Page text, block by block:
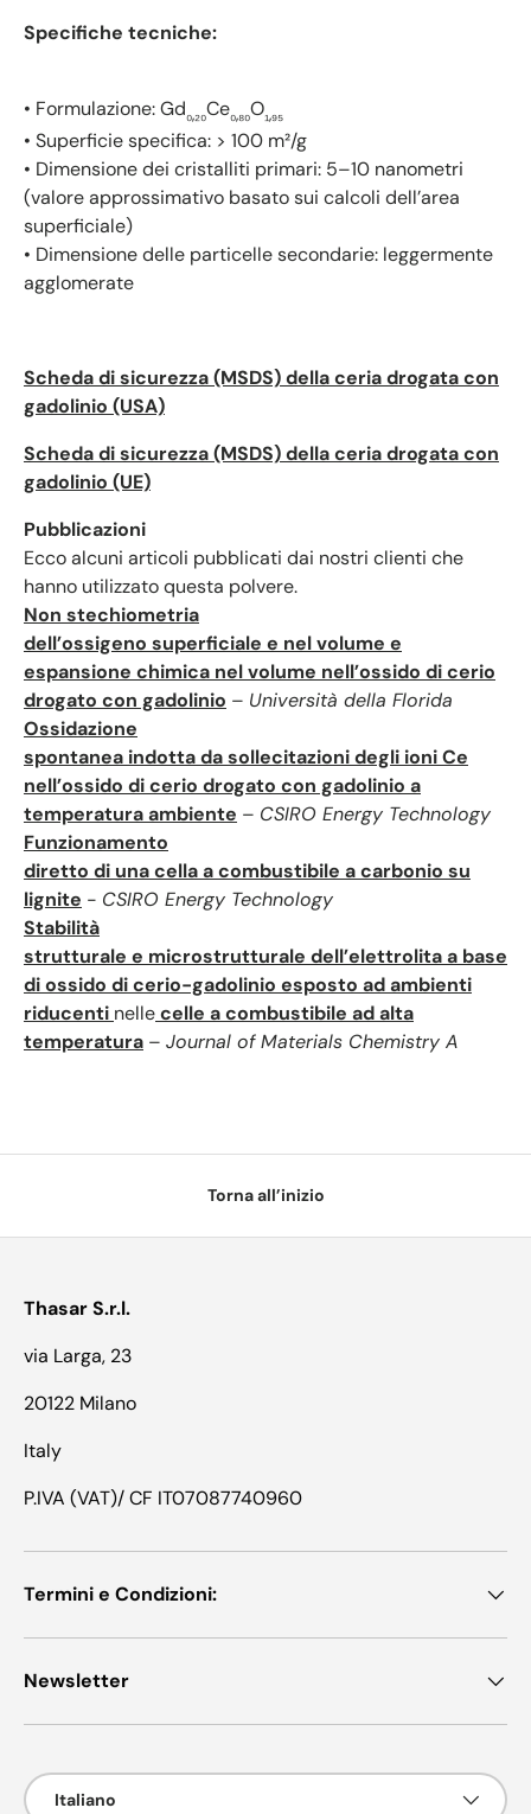
Specifiche tecniche:
• Formulazione: Gd₀,₂₀Ce₀,₈₀O₁,₉₅
• Superficie specifica: > 100 m²/g
• Dimensione dei cristalliti primari: 5–10 nanometri
(valore approssimativo basato sui calcoli dell’area
superficiale)
• Dimensione delle particelle secondarie: leggermente
agglomerate
Scheda di sicurezza (MSDS) della ceria drogata con
gadolinio (USA)
Scheda di sicurezza (MSDS) della ceria drogata con
gadolinio (UE)
Pubblicazioni
Ecco alcuni articoli pubblicati dai nostri clienti che
hanno utilizzato questa polvere.
Non stechiometria
dell’ossigeno superficiale e nel volume e
espansione chimica nel volume nell’ossido di cerio
drogato con gadolinio – Università della Florida
Ossidazione
spontanea indotta da sollecitazioni degli ioni Ce
nell’ossido di cerio drogato con gadolinio a
temperatura ambiente – CSIRO Energy Technology
Funzionamento
diretto di una cella a combustibile a carbonio su
lignite - CSIRO Energy Technology
Stabilità
strutturale e microstrutturale dell’elettrolita a base
di ossido di cerio-gadolinio esposto ad ambienti
riducenti nellecelle a combustibile ad alta
temperatura – Journal of Materials Chemistry A
Torna all’inizio
Thasar S.r.l.
via Larga, 23
20122 Milano
Italy
P.IVA (VAT)/ CF IT07087740960
Termini e Condizioni:
Newsletter
Lingua
Italiano